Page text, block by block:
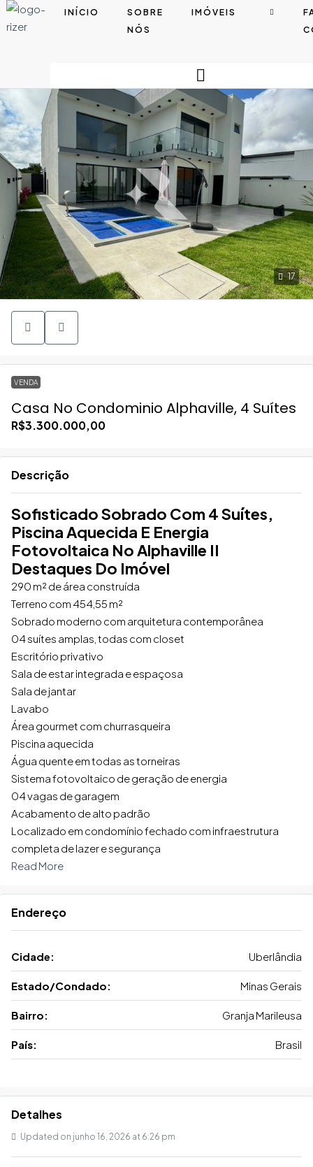
INÍCIO
SOBRE
NÓS
IMÓVEIS
17
VENDA
Casa No Condominio Alphaville, 4 Suítes
R$3.300.000,00
Descrição
Sofisticado Sobrado Com 4 Suítes,
Piscina Aquecida E Energia
Fotovoltaica No Alphaville II
Destaques Do Imóvel
290 m² de área construída
Terreno com 454,55 m²
Sobrado moderno com arquitetura contemporânea
04 suítes amplas, todas com closet
Escritório privativo
Sala de estar integrada e espaçosa
Sala de jantar
Lavabo
Área gourmet com churrasqueira
Piscina aquecida
Água quente em todas as torneiras
Sistema fotovoltaico de geração de energia
04 vagas de garagem
Acabamento de alto padrão
Localizado em condomínio fechado com infraestrutura
completa de lazer e segurança
Read More
Endereço
Cidade: Uberlândia
Estado/Condado: Minas Gerais
Bairro: Granja Marileusa
País: Brasil
Detalhes
Updated on junho 16, 2026 at 6:26 pm